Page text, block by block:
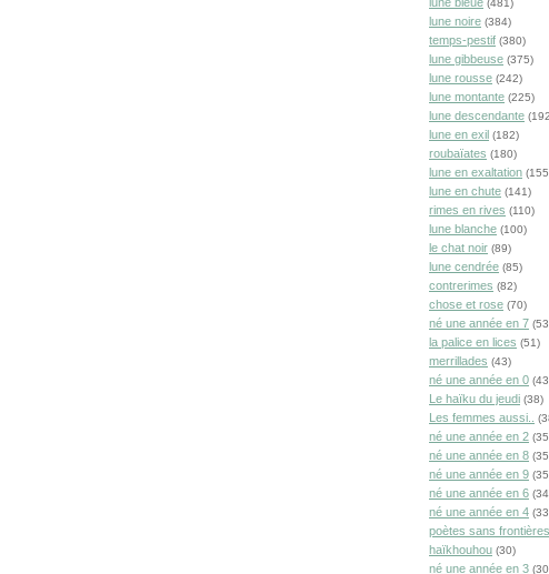
(481)
lune noire (384)
temps-pestif (380)
lune gibbeuse (375)
lune rousse (242)
lune montante (225)
lune descendante
lune en exil (182)
roubaïates (180)
lune en exaltation
lune en chute (141)
rimes en rives (110)
lune blanche (100)
le chat noir (89)
lune cendrée (85)
contrerimes (82)
chose et rose (70)
né une année en 7
la palice en lices (51)
merrillades (43)
né une année en 0
Le haïku du jeudi (38)
Les femmes aussi..
né une année en 2
né une année en 8
né une année en 9
né une année en 6
né une année en 4
poètes sans frontières
haïkhouhou (30)
né une année en 3